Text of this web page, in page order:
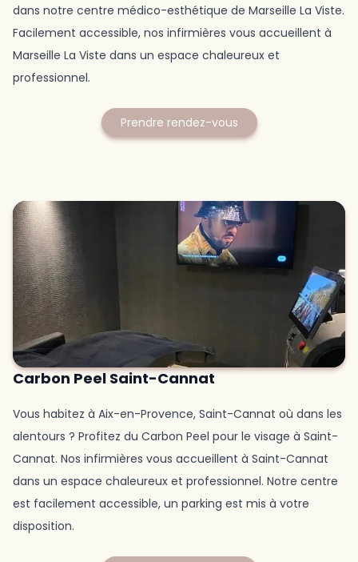
dans notre centre médico-esthétique de Marseille La Viste.
Facilement accessible, nos infirmières vous accueillent à
Marseille La Viste dans un espace chaleureux et
professionnel.
Prendre rendez-vous
Carbon Peel Saint-Cannat
Vous habitez à Aix-en-Provence, Saint-Cannat où dans les
alentours ? Profitez du Carbon Peel pour le visage à Saint-
Cannat. Nos infirmières vous accueillent à Saint-Cannat
dans un espace chaleureux et professionnel. Notre centre
est facilement accessible, un parking est mis à votre
disposition.